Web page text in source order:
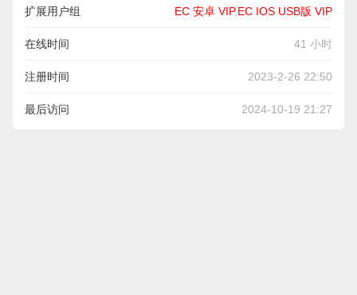
扩展用户组 EC 安卓 VIP,EC IOS USB版 VIP
在线时间 41 小时
注册时间 2023-2-26 22:50
最后访问 2024-10-19 21:27